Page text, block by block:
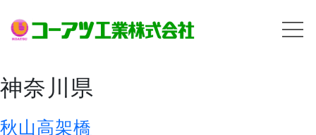
神奈川県
秋山高架橋